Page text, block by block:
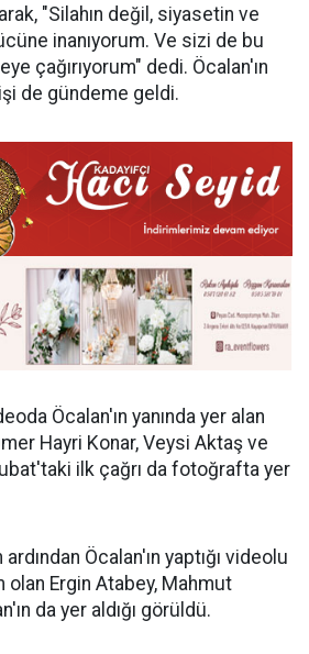
"Silahın değil, siyasetin ve
inanıyorum. Ve sizi de bu
çağırıyorum" dedi. Öcalan'ın
de gündeme geldi.
Öcalan'ın yanında yer alan
Hayri Konar, Veysi Aktaş ve
ilk çağrı da fotoğrafta yer
Öcalan'ın yaptığı videolu
olan Ergin Atabey, Mahmut
da yer aldığı görüldü.